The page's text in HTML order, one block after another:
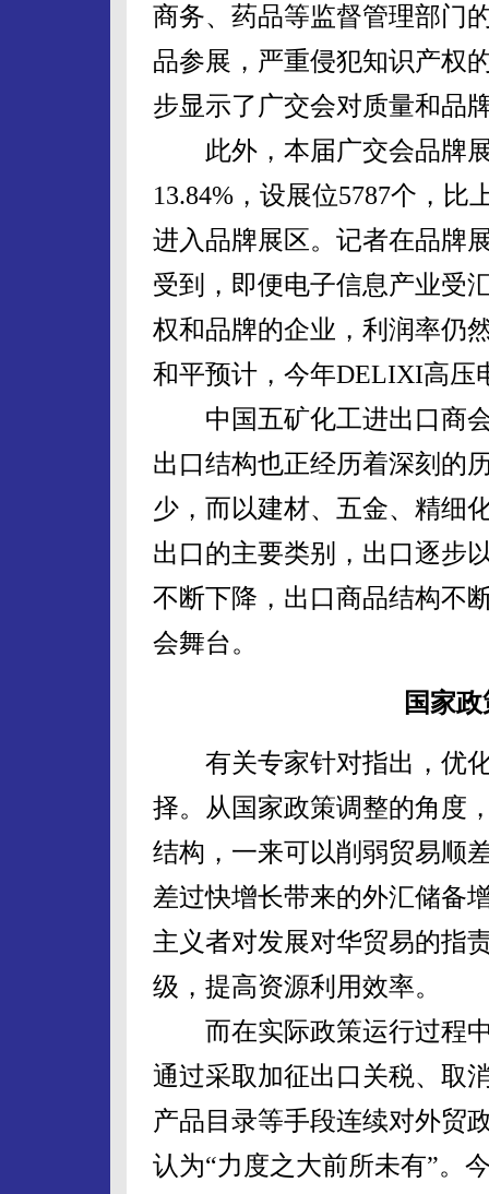
商务、药品等监督管理部门
品参展，严重侵犯知识产权
步显示了广交会对质量和品
此外，本届广交会品牌展
13.84%，设展位5787个，比
进入品牌展区。记者在品牌
受到，即便电子信息产业受
权和品牌的企业，利润率仍
和平预计，今年DELIXI高压
中国五矿化工进出口商会
出口结构也正经历着深刻的
少，而以建材、五金、精细
出口的主要类别，出口逐步
不断下降，出口商品结构不
会舞台。
国家
有关专家针对指出，优化
择。从国家政策调整的角度
结构，一来可以削弱贸易顺
差过快增长带来的外汇储备
主义者对发展对华贸易的指
级，提高资源利用效率。
而在实际政策运行过程中
通过采取加征出口关税、取
产品目录等手段连续对外贸
认为“力度之大前所未有”。